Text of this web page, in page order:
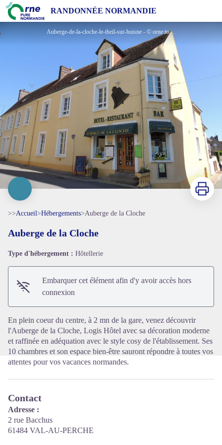
RANDONNÉE NORMANDIE
Auberge de la Cloche
Auberge-de-la-cloche-le-theil-sur-huisne - © orne tourisme
Voir l'image en plein écran
Imprimer
>>Accueil>Hébergements>Auberge de la Cloche
Auberge de la Cloche
Type d'hébergement : Hôtellerie
Embarquer cet élément afin d'y avoir accès hors
connexion
En plein coeur du centre, à 2 mn de la gare, venez découvrir
l'Auberge de la Cloche, Logis Hôtel avec sa décoration moderne
et raffinée en adéquation avec le style cosy de l'établissement. Ses
10 chambres et son espace bien-être sauront répondre à toutes vos
attentes pour vos vacances normandes.
Contact
Adresse :
2 rue Bacchus
61484 VAL-AU-PERCHE